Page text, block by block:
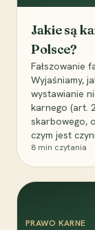
Jakie są
Polsce?
Fałszowanie
Wyjaśniamy,
wystawianie
karnego (art.
skarbowego,
czym jest
8 min czytania
PRAWO KARNE